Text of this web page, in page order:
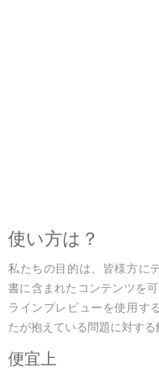
使い方は？
私たちの目的は、皆様方に
書に含まれたコンテンツを
ラインプレビューを使用する
たが抱えている問題に対する
便宜上